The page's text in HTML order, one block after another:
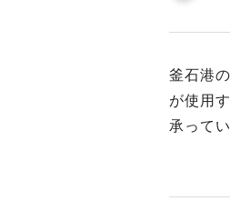
釜石港
が使用
承って